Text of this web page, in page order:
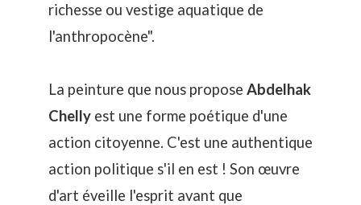
richesse ou vestige aquatique de
l'anthropocène".
La peinture que nous propose Abdelhak
Chelly est une forme poétique d'une
action citoyenne. C'est une authentique
action politique s'il en est ! Son œuvre
d'art éveille l'esprit avant que